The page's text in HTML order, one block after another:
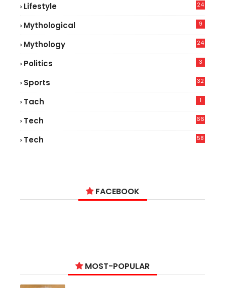
Lifestyle
24
Mythological 9
Mythology 24
Politics 3
Sports 32
Tach 1
Tech
66
Tech
58
FACEBOOK
MOST-POPULAR